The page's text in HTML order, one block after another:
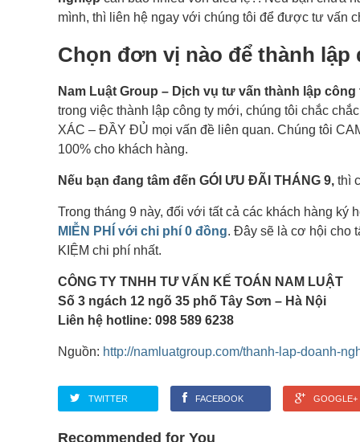
mình, thì liên hệ ngay với chúng tôi để được tư vấn
Chọn đơn vị nào để thành lập
Nam Luật Group – Dịch vụ tư vấn thành lập
trong việc thành lập công ty mới, chúng tôi chắc
XÁC – ĐẦY ĐỦ mọi vấn đề liên quan. Chúng tôi
100% cho khách hàng.
Nếu bạn đang tâm đến GÓI ƯU ĐÃI THÁNG 9, thì
Trong tháng 9 này, đối với tất cả các khách hàng
MIỄN PHÍ với chi phí 0 đồng. Đây sẽ là cơ hội cho
KIỆM chi phí nhất.
CÔNG TY TNHH TƯ VẤN KẾ TOÁN NAM LUẬT
Số 3 ngách 12 ngõ 35 phố Tây Sơn – Hà Nội
Liên hệ hotline: 098 589 6238
Nguồn: http://namluatgroup.com/thanh-lap-doanh-
TWITTER FACEBOOK GOOGLE+
Recommended for You